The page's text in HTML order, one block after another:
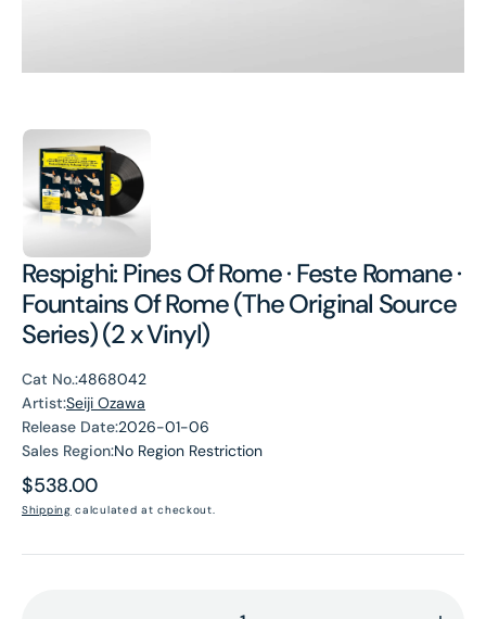
Respighi: Pines Of Rome · Feste Romane ·
Fountains Of Rome (The Original Source
Series) (2 x Vinyl)
Cat No.:4868042
Artist:Seiji Ozawa
Release Date:2026-01-06
Sales Region:No Region Restriction
Regular
price
$538.00
Shipping calculated at checkout.